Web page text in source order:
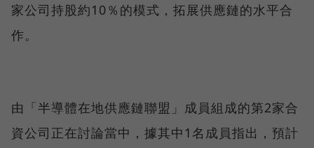
家公司持股約10％的模式，拓展供應鏈的水平合
作。
由「半導體在地供應鏈聯盟」成員組成的第2家合
資公司正在討論當中，據其中1名成員指出，預計